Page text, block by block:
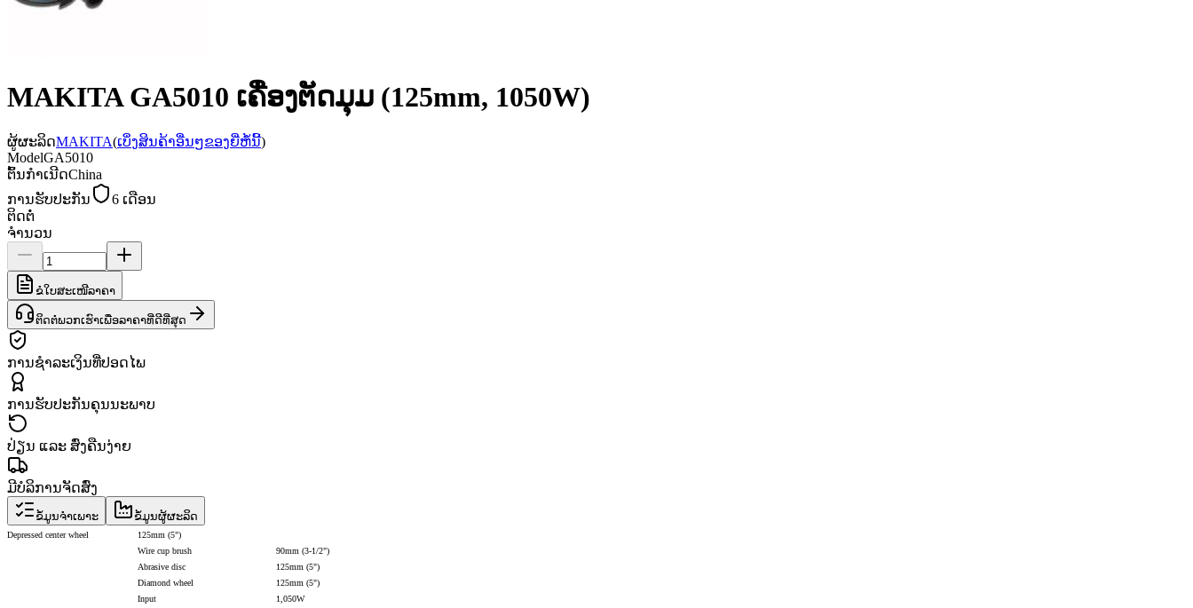
MAKITA GA5010 ເຄື່ອງຕັດມຸມ (125mm, 1050W)
ຜູ້ຜະລິດMAKITA(ເບິ່ງສິນຄ້າອື່ນໆຂອງຍີ່ຫໍ້ນີ້)
ModelGA5010
ຕົ້ນກຳເນີດChina
ການຮັບປະກັນ
6 ເດືອນ
ຕິດຕໍ່
ຈຳນວນ
ຂໍໃບສະເໜີລາຄາ
ຕິດຕໍ່ພວກເຮົາເພື່ອລາຄາທີ່ດີທີ່ສຸດ
ການຊຳລະເງິນທີ່ປອດໄພ
ການຮັບປະກັນຄຸນນະພາບ
ປ່ຽນ ແລະ ສົ່ງຄືນງ່າຍ
ມີບໍລິການຈັດສົ່ງ
ຂໍ້ມູນຈຳເພາະ ຂໍ້ມູນຜູ້ຜະລິດ
Depressed center wheel
125mm (5")
Wire cup brush
90mm (3-1/2")
Abrasive disc
125mm (5")
Diamond wheel
125mm (5")
Input
1,050W